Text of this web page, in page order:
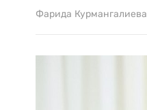
Фарида Курмангалиева